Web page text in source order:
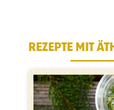
REZEPTE MIT